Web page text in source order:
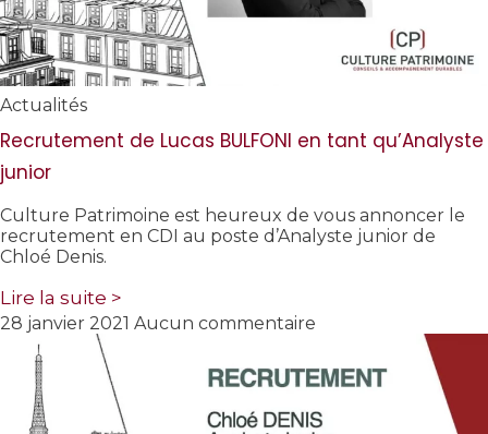
Actualités
Recrutement de Lucas BULFONI en tant qu’Analyste
junior
Culture Patrimoine est heureux de vous annoncer le
recrutement en CDI au poste d’Analyste junior de
Chloé Denis.
Lire la suite >
28 janvier 2021 Aucun commentaire